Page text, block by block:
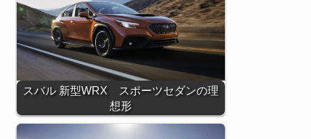
スバル 新型WRX スポーツセダンの理
想形